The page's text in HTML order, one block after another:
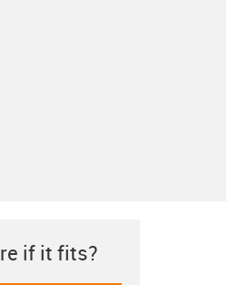
if it fits?